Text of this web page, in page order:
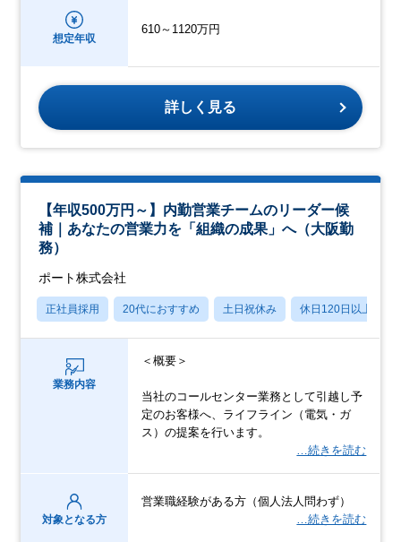
想定年収
610～1120万円
詳しく見る
【年収500万円～】内勤営業チームのリーダー候
補｜あなたの営業力を「組織の成果」へ（大阪勤
務）
ポート株式会社
正社員採用 20代におすすめ 土日祝休み 休日120日以上
業務内容
＜概要＞
当社のコールセンター業務として引越し予
定のお客様へ、ライフライン（電気・ガ
ス）の提案を行います。
…続きを読む
対象となる方
営業職経験がある方（個人法人問わず）
…続きを読む